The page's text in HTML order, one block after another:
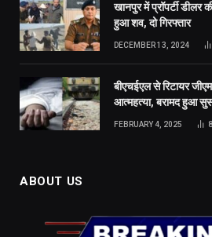
खानपुर में प्रॉपर्टी
हुआ शव, दो गिरफ्तार
DECEMBER 13, 2024
बीएचईएल से रिटायर
आत्महत्या, बरामद हुआ
FEBRUARY 4, 2025
ABOUT US